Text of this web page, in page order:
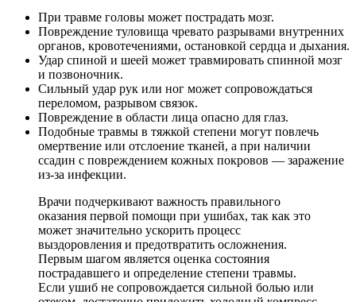
При травме головы может пострадать мозг.
Повреждение туловища чревато разрывами внутренних
органов, кровотечениями, остановкой сердца и дыхания.
Удар спиной и шеей может травмировать спинной мозг
и позвоночник.
Сильный удар рук или ног может сопровождаться
переломом, разрывом связок.
Повреждение в области лица опасно для глаз.
Подобные травмы в тяжкой степени могут повлечь
омертвение или отслоение тканей, а при наличии
ссадин с повреждением кожных покровов — заражение
из-за инфекции.
Врачи подчеркивают важность правильного
оказания первой помощи при ушибах, так как это
может значительно ускорить процесс
выздоровления и предотвратить осложнения.
Первым шагом является оценка состояния
пострадавшего и определение степени травмы.
Если ушиб не сопровождается сильной болью или